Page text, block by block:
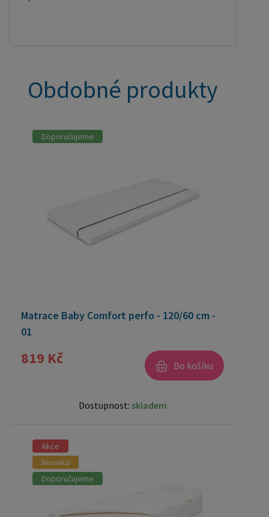
Obdobné produkty
Doporučujeme
Matrace Baby Comfort perfo - 120/60 cm -
01
819 Kč Do košíku
Dostupnost: skladem
Akce
Novinka
Doporučujeme